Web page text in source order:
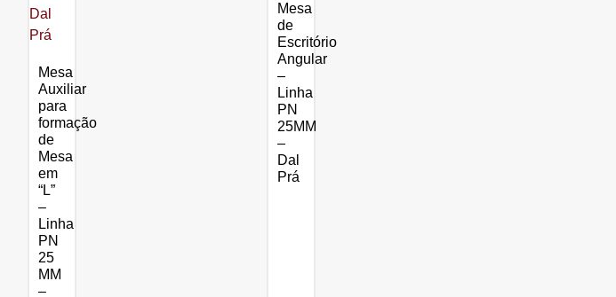
Mesa
Auxiliar
para
formação
de
Mesa
em
“L”
–
Linha
PN
25
MM
–
Mesa
de
Escritório
Angular
–
Linha
PN
25MM
–
Dal
Prá